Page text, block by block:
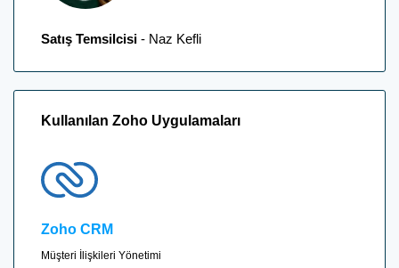
Satış Temsilcisi - Naz Kefli
Kullanılan Zoho Uygulamaları
Zoho CRM
Müşteri İlişkileri Yönetimi